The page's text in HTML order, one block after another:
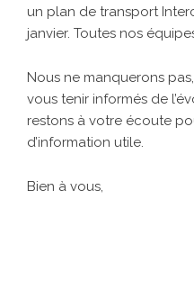
un plan de transport
janvier. Toutes nos
Nous ne manquerons
vous tenir informés de
restons à votre écoute
d’information utile.
Bien à vous,